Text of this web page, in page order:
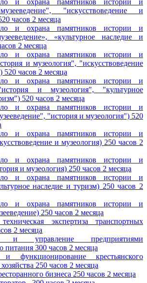
"искусствоведение и
часов 2 месяца
и охрана памятников истории и
«культурное наследие и
2 месяца
и охрана памятников истории и
и музеология", "искусствоведение
520 часов 2 месяца
и охрана памятников истории и
и музеология", "культурное
520 часов 2 месяца
и охрана памятников истории и
"история и музеология") 520
и охрана памятников истории и
и музеология) 250 часов 2
и охрана памятников истории и
и музеология) 250 часов 2 месяца
и охрана памятников истории и
наследие и туризм) 250 часов 2
и охрана памятников истории и
250 часов 2 месяца
экспертиза транспортных
2 месяца
и управление предприятиями
питания 300 часов 2 месяца
и функционирование крестьянского
250 часов 2 месяца
бизнеса 250 часов 2 месяца